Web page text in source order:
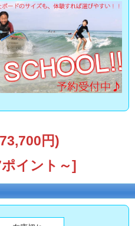
円)
イント～]